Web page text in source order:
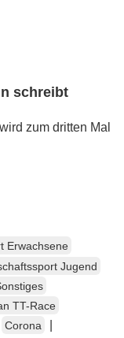
schreibt
zum dritten Mal
Erwachsene
Jugend
TT-Race
Corona